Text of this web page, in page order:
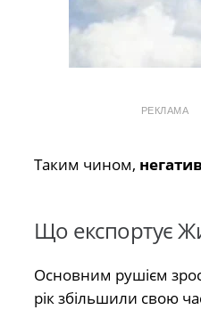
РЕКЛАМА
Таким чином,
Що експортує
Основним рушієм
рік збільшили свою